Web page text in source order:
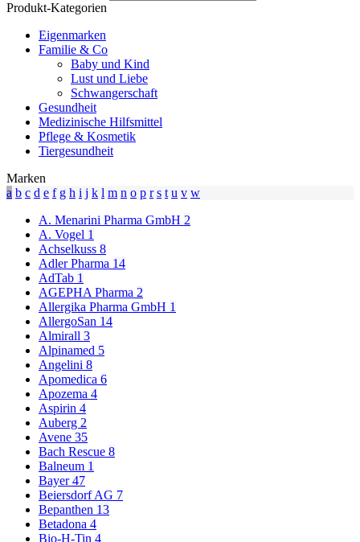
Produkt-Kategorien
Eigenmarken
Familie & Co
Baby und Kind
Lust und Liebe
Schwangerschaft
Gesundheit
Medizinische Hilfsmittel
Pflege & Kosmetik
Tiergesundheit
Marken
a b c d e f g h i j k l m n o p r s t u v w
A. Menarini Pharma GmbH 2
A. Vogel 1
Achselkuss 8
Adler Pharma 14
AdTab 1
AGEPHA Pharma 2
Allergika Pharma GmbH 1
AllergoSan 14
Almirall 3
Alpinamed 5
Angelini 8
Apomedica 6
Apozema 4
Aspirin 4
Auberg 2
Avene 35
Bach Rescue 8
Balneum 1
Bayer47
Beiersdorf AG 7
Bepanthen 13
Betadona 4
Bio-H-Tin 4